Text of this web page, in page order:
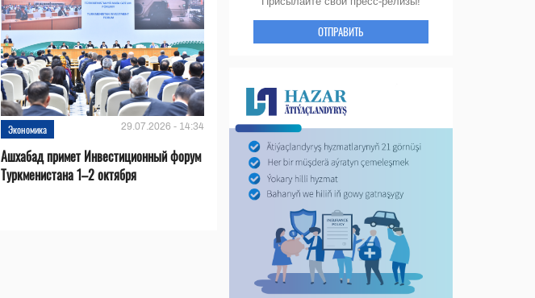
Экономика 29.07.2026 - 14:34
Ашхабад примет Инвестиционный форум
Туркменистана 1–2 октября
ОТПРАВИТЬ